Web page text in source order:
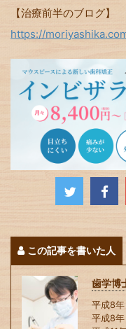
【治療前半のブログ】
https://
この記事を書いた人
歯学
平成8
平成8